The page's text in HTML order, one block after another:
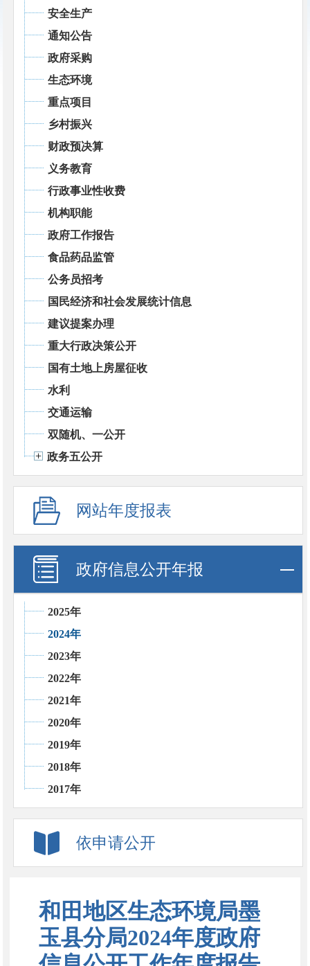
安全生产
通知公告
政府采购
生态环境
重点项目
乡村振兴
财政预决算
义务教育
行政事业性收费
机构职能
政府工作报告
食品药品监管
公务员招考
国民经济和社会发展统计信息
建议提案办理
重大行政决策公开
国有土地上房屋征收
水利
交通运输
双随机、一公开
政务五公开
网站年度报表
政府信息公开年报
2025年
2024年
2023年
2022年
2021年
2020年
2019年
2018年
2017年
依申请公开
和田地区生态环境局墨
玉县分局2024年度政府